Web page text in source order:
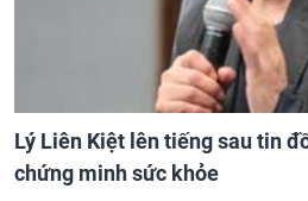
Lý Liên Kiệt lên tiếng sau tin
chứng minh sức khỏe